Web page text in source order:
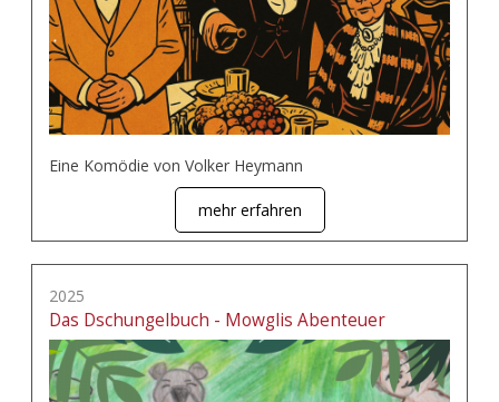
Eine Komödie von Volker Heymann
mehr erfahren
2025
Das Dschungelbuch - Mowglis Abenteuer